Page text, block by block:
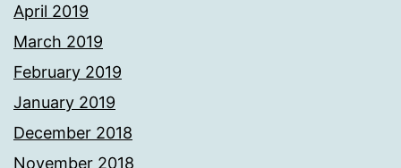
April 2019
March 2019
February 2019
January 2019
December 2018
November 2018